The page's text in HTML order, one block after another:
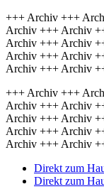
+++ Archiv +++
Archiv +++ Archiv
Archiv +++ Archiv
Archiv +++ Archiv
Archiv +++ Archiv
+++ Archiv +++
Archiv +++ Archiv
Archiv +++ Archiv
Archiv +++ Archiv
Archiv +++ Archiv
Direkt zum
Direkt zum